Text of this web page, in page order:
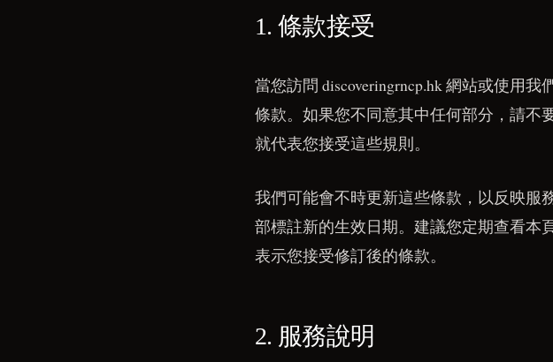
1. 條款接受
當您訪問 discoveringrncp.hk 網站或使用
條款。如果您不同意其中任何部分，請
就代表您接受這些規則。
我們可能會不時更新這些條款，以反映服
部標註新的生效日期。建議您定期查看本
表示您接受修訂後的條款。
2. 服務說明